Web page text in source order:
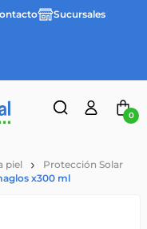
Sucursales
0
piel
Protección Solar
x300 ml